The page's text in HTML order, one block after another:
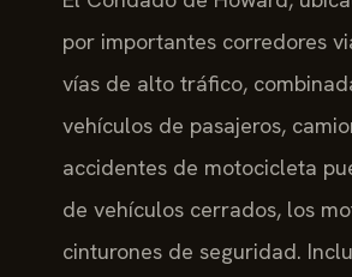
por importantes corredores
vías de alto tráfico,
vehículos de pasajeros,
accidentes de motocicleta
de vehículos cerrados, los
cinturones de seguridad.